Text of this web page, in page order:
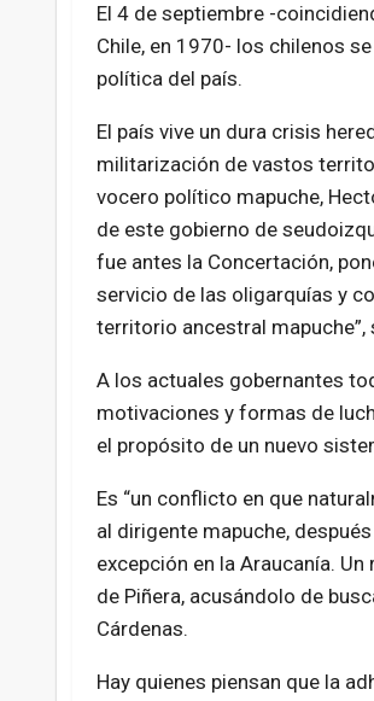
El 4 de septiembre -
Chile, en 1970- los chilenos
política del país.
El país vive un dura crisis
militarización de vastos
vocero político mapuche,
de este gobierno de
fue antes la Concertación,
servicio de las oligarquías y
territorio ancestral
A los actuales gobernantes
motivaciones y formas de
el propósito de un nuevo
Es “un conflicto en que
al dirigente mapuche,
excepción en la Araucanía.
de Piñera, acusándolo de
Cárdenas.
Hay quienes piensan que la